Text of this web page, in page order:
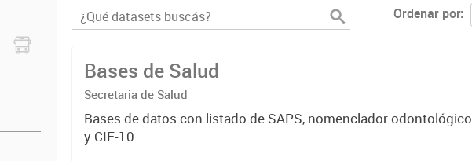
Ordenar por
Bases de Salud
Secretaria de Salud
Bases de datos con listado de SAPS, nomenclador odontológico
y CIE-10